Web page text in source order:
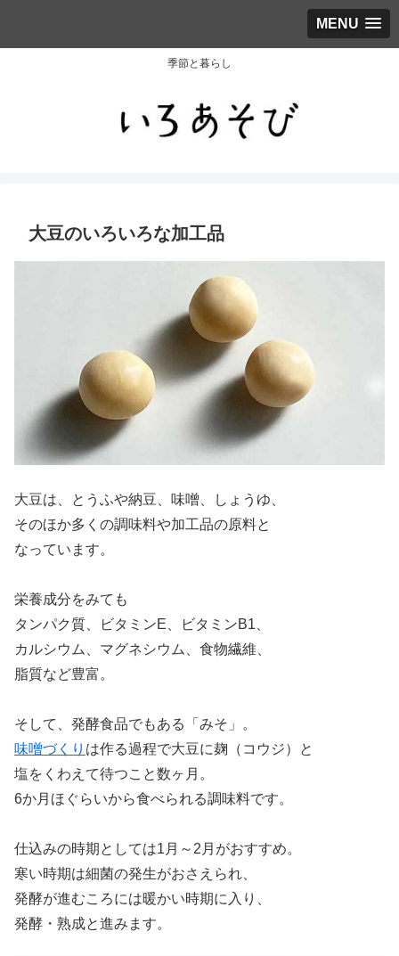
MENU
季節と暮らし
大豆のいろいろな加工品
大豆は、とうふや納豆、味噌、しょうゆ、
そのほか多くの調味料や加工品の原料と
なっています。
栄養成分をみても
タンパク質、ビタミンE、ビタミンB1、
カルシウム、マグネシウム、食物繊維、
脂質など豊富。
そして、発酵食品でもある「みそ」。
味噌づくり は作る過程で大豆に麹（コウジ）と
塩をくわえて待つこと数ヶ月。
6か月ほぐらいから食べられる調味料です。
仕込みの時期としては1月～2月がおすすめ。
寒い時期は細菌の発生がおさえられ、
発酵が進むころには暖かい時期に入り、
発酵・熟成と進みます。